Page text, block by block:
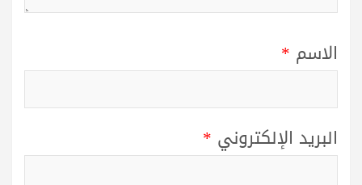
الاسم *
البريد الإلكتروني *